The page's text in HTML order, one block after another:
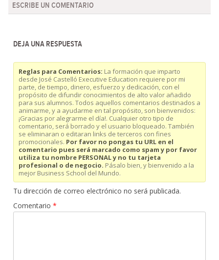
ESCRIBE UN COMENTARIO
DEJA UNA RESPUESTA
Reglas para Comentarios: La formación que imparto
desde José Castelló Executive Education requiere por mi
parte, de tiempo, dinero, esfuerzo y dedicación, con el
propósito de difundir conocimientos de alto valor añadido
para sus alumnos. Todos aquellos comentarios destinados a
animarme, y a ayudarme en tal propósito, son bienvenidos:
¡Gracias por alegrarme el día!. Cualquier otro tipo de
comentario, será borrado y el usuario bloqueado. También
se eliminaran o editaran links de terceros con fines
promocionales. Por favor no pongas tu URL en el
comentario pues será marcado como spam y por favor
utiliza tu nombre PERSONAL y no tu tarjeta
profesional o de negocio. Pásalo bien, y bienvenido a la
mejor Business School del Mundo.
Tu dirección de correo electrónico no será publicada.
Comentario *